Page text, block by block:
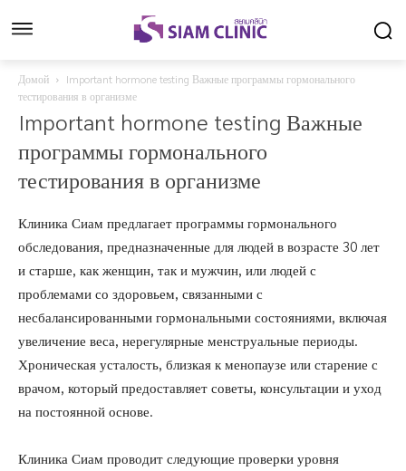
Домой
Important hormone testing Важные программы гормонального
тестирования в организме
Important hormone testing Важные
программы гормонального
тестирования в организме
Клиника Сиам предлагает программы гормонального
обследования, предназначенные для людей в возрасте 30 лет
и старше, как женщин, так и мужчин, или людей с
проблемами со здоровьем, связанными с
несбалансированными гормональными состояниями, включая
увеличение веса, нерегулярные менструальные периоды.
Хроническая усталость, близкая к менопаузе или старение с
врачом, который предоставляет советы, консультации и уход
на постоянной основе.
Клиника Сиам проводит следующие проверки уровня